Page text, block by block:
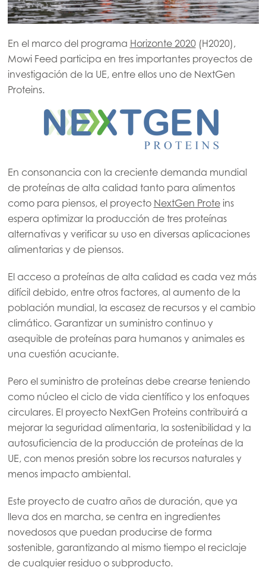
En el marco del programa Horizonte 2020(H2020),
Mowi Feed participa en tres importantes proyectos de
investigación de la UE, entre ellos uno de NextGen
Proteins.
En consonancia con la creciente demanda mundial
de proteínas de alta calidad tanto para alimentos
como para piensos, el proyecto NextGen Proteins
espera optimizar la producción de tres proteínas
alternativas y verificar su uso en diversas aplicaciones
alimentarias y de piensos.
El acceso a proteínas de alta calidad es cada vez más
difícil debido, entre otros factores, al aumento de la
población mundial, la escasez de recursos y el cambio
climático. Garantizar un suministro continuo y
asequible de proteínas para humanos y animales es
una cuestión acuciante.
Pero el suministro de proteínas debe crearse teniendo
como núcleo el ciclo de vida científico y los enfoques
circulares. El proyecto NextGen Proteins contribuirá a
mejorar la seguridad alimentaria, la sostenibilidad y la
autosuficiencia de la producción de proteínas de la
UE, con menos presión sobre los recursos naturales y
menos impacto ambiental.
Este proyecto de cuatro años de duración, que ya
lleva dos en marcha, se centra en ingredientes
novedosos que puedan producirse de forma
sostenible, garantizando al mismo tiempo el reciclaje
de cualquier residuo o subproducto.